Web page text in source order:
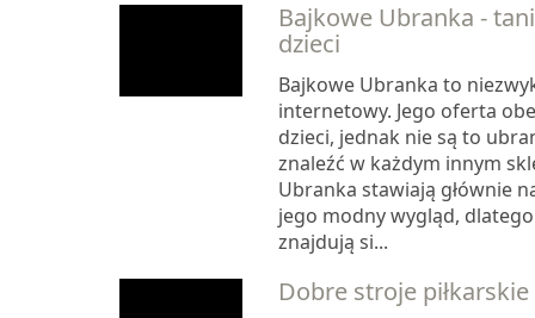
Bajkowe Ubranka -
dzieci
Bajkowe Ubranka to
internetowy. Jego oferta
dzieci, jednak nie są to
znaleźć w każdym innym
Ubranka stawiają głównie
jego modny wygląd,
znajdują si...
Dobre stroje piłkarskie